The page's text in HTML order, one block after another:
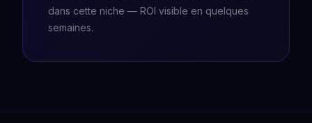
dans cette niche — ROI visible en quelques
semaines.